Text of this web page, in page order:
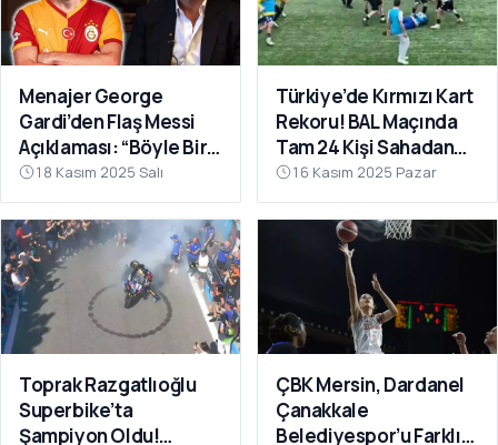
Menajer George
Gardi’den Flaş Messi
Açıklaması: “Böyle Bir
Fırsat Olursa,
Galatasaray İçin
Faydalı Olabilir”
18 Kasım 2025 Salı
Türkiye’de Kırmızı Kart
Rekoru! BAL Maçında
Tam 24 Kişi Sahadan
Atıldı
16 Kasım 2025 Pazar
Toprak Razgatlıoğlu
Superbike’ta
Şampiyon Oldu!
ÇBK Mersin, Dardanel
Çanakkale
Belediyespor’u Farklı